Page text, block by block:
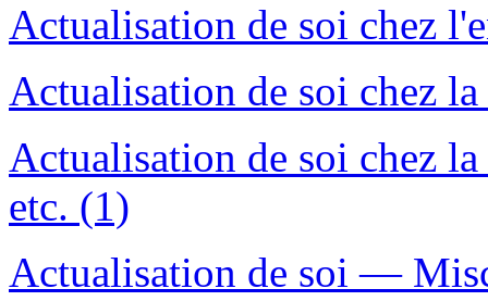
Actualisation de soi chez
Actualisation de soi chez
Actualisation de soi chez
etc. (1)
Actualisation de soi —